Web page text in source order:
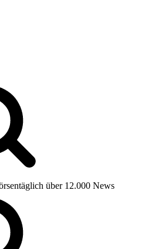
über 12.000 News